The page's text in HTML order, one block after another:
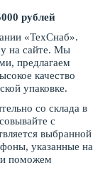
рублей
«ТехСнаб».
на сайте. Мы
предлагаем
качество
упаковке.
со склада в
с
выбранной
указанные на
поможем